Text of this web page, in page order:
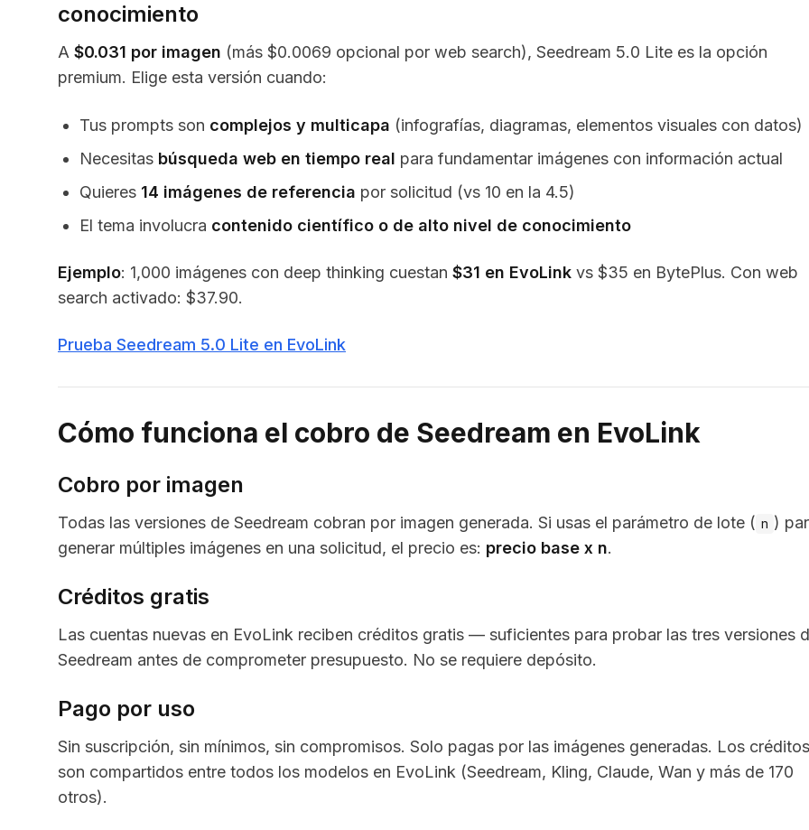
conocimiento
A $0.031 por imagen (más $0.0069 opcional por web search), Seedream 5.0 Lite es la opción
premium. Elige esta versión cuando:
Tus prompts son complejos y multicapa (infografías, diagramas, elementos visuales con datos)
Necesitas búsqueda web en tiempo real para fundamentar imágenes con información actual
Quieres 14 imágenes de referencia por solicitud (vs 10 en la 4.5)
El tema involucra contenido científico o de alto nivel de conocimiento
Ejemplo: 1,000 imágenes con deep thinking cuestan $31 en EvoLink vs $35 en BytePlus. Con web
search activado: $37.90.
Prueba Seedream 5.0 Lite en EvoLink
Cómo funciona el cobro de Seedream en EvoLink
Cobro por imagen
Todas las versiones de Seedream cobran por imagen generada. Si usas el parámetro de lote ( n )
generar múltiples imágenes en una solicitud, el precio es: precio base x n.
Créditos gratis
Las cuentas nuevas en EvoLink reciben créditos gratis — suficientes para probar las tres versiones
Seedream antes de comprometer presupuesto. No se requiere depósito.
Pago por uso
Sin suscripción, sin mínimos, sin compromisos. Solo pagas por las imágenes generadas. Los créditos
son compartidos entre todos los modelos en EvoLink (Seedream, Kling, Claude, Wan y más de 170
otros).